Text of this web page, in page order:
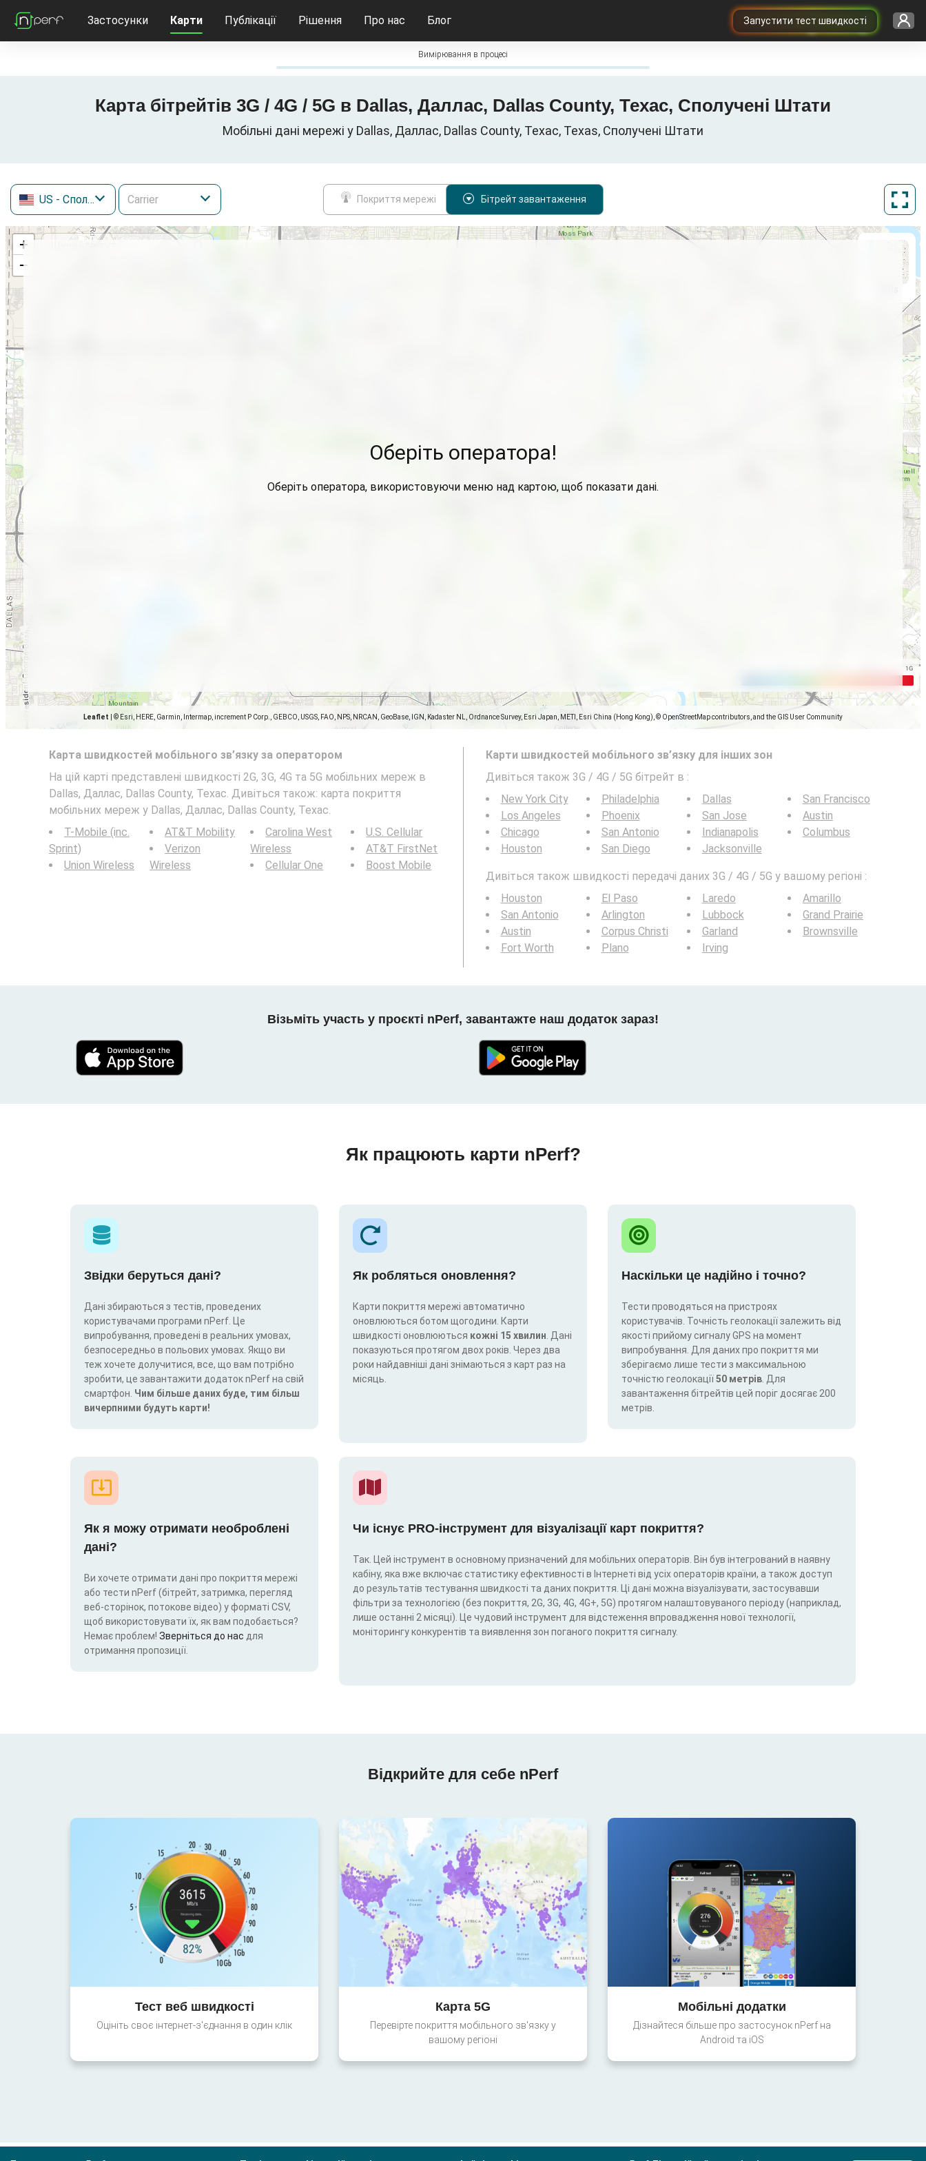
Запустити тест швидкості
Застосунки Карти Публікації Рішення Про нас Блог
Вимірювання в процесі
Карта бітрейтів 3G / 4G / 5G в Dallas, Даллас, Dallas County, Техас, Сполучені Штати
Мобільні дані мережі у Dallas, Даллас, Dallas County, Техас, Texas, Сполучені Штати
US - Сполучені Штати Покриття мережі Бітрейт завантаження
+
−
Leaflet © Esri, HERE, Garmin, Intermap, increment P Corp., GEBCO, USGS, FAO, NPS, NRCAN, GeoBase, IGN, Kadaster NL, Ordnance Survey, Esri Japan, METI, Esri China (Hong Kong), © OpenStreetMap contributors, and the GIS User Community
Оберіть оператора!
Оберіть оператора, використовуючи меню над картою, щоб показати дані.
Карта швидкостей мобільного зв’язку за оператором
На цій карті представлені швидкості 2G, 3G, 4G та 5G мобільних мереж в
Dallas, Даллас, Dallas County, Техас. Дивіться також: карта покриття
мобільних мереж у Dallas, Даллас, Dallas County, Техас.
T-Mobile (inc.
Sprint)
Union Wireless
AT&T Mobility
Verizon
Wireless
Carolina West
Wireless
Cellular One
U.S. Cellular
AT&T FirstNet
Boost Mobile
Карти швидкостей мобільного зв’язку для інших зон
Дивіться також 3G / 4G / 5G бітрейт в :
New York City
Los Angeles
Chicago
Houston
Philadelphia
Phoenix
San Antonio
San Diego
Dallas
San Jose
Indianapolis
Jacksonville
San Francisco
Austin
Columbus
Дивіться також швидкості передачі даних 3G / 4G / 5G у вашому регіоні :
Houston
San Antonio
Austin
Fort Worth
El Paso
Arlington
Corpus Christi
Plano
Laredo
Lubbock
Garland
Irving
Amarillo
Grand Prairie
Brownsville
Візьміть участь у проєкті nPerf, завантажте наш додаток зараз!
Як працюють карти nPerf?
Звідки беруться дані?
Дані збираються з тестів, проведених
користувачами програми nPerf. Це
випробування, проведені в реальних умовах,
безпосередньо в польових умовах. Якщо ви
теж хочете долучитися, все, що вам потрібно
зробити, це завантажити додаток nPerf на свій
смартфон. Чим більше даних буде, тим більш
вичерпними будуть карти!
Як робляться оновлення?
Карти покриття мережі автоматично
оновлюються ботом щогодини. Карти
швидкості оновлюються кожні 15 хвилин . Дані
показуються протягом двох років. Через два
роки найдавніші дані знімаються з карт раз на
місяць.
Наскільки це надійно і точно?
Тести проводяться на пристроях
користувачів. Точність геолокації залежить від
якості прийому сигналу GPS на момент
випробування. Для даних про покриття ми
зберігаємо лише тести з максимальною
точністю геолокації50 метрів . Для
завантаження бітрейтів цей поріг досягає 200
метрів.
Як я можу отримати необроблені
дані?
Ви хочете отримати дані про покриття мережі
або тести nPerf (бітрейт, затримка, перегляд
веб-сторінок, потокове відео) у форматі CSV,
щоб використовувати їх, як вам подобається?
Немає проблем! Зверніться до нас для
отримання пропозиції.
Чи існує PRO-інструмент для візуалізації карт покриття?
Так. Цей інструмент в основному призначений для мобільних операторів. Він був інтегрований в наявну
кабіну, яка вже включає статистику ефективності в Інтернеті від усіх операторів країни, а також доступ
до результатів тестування швидкості та даних покриття. Ці дані можна візуалізувати, застосувавши
фільтри за технологією (без покриття, 2G, 3G, 4G, 4G+, 5G) протягом налаштовуваного періоду (наприклад,
лише останні 2 місяці). Це чудовий інструмент для відстеження впровадження нової технології,
моніторингу конкурентів та виявлення зон поганого покриття сигналу.
Відкрийте для себе nPerf
Тест веб швидкості
Оцініть своє інтернет-з'єднання в один клік
Карта 5G
Перевірте покриття мобільного зв'язку у
вашому регіоні
Мобільні додатки
Дізнайтеся більше про застосунок nPerf на
Android та iOS